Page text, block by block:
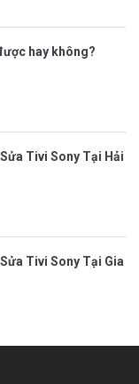
hay không?
Tivi Sony Tại Hải
Tivi Sony Tại Gia